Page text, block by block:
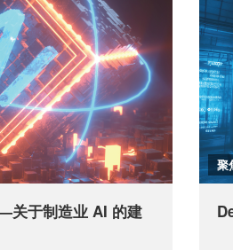
于制造业 AI 的建
聚